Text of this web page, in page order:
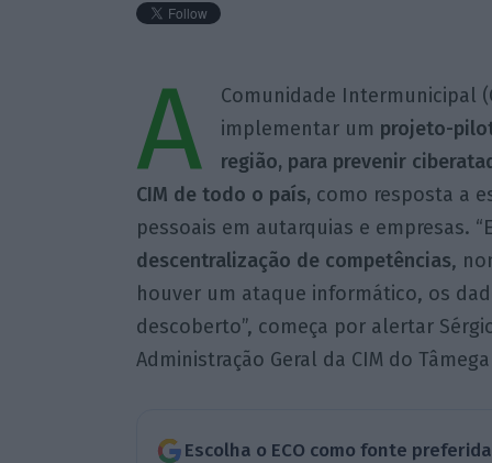
A
Comunidade Intermunicipal
implementar um projeto-
região, para prevenir
CIM de todo o país, como resposta a
pessoais em autarquias e empresas.
descentralização de competências,
houver um ataque informático, os
descoberto”, começa por alertar
Administração Geral da CIM do
Escolha o ECO como fonte